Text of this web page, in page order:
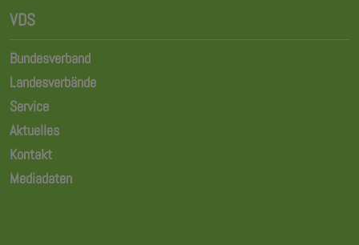
VDS
Bundesverband
Landesverbände
Service
Aktuelles
Kontakt
Mediadaten